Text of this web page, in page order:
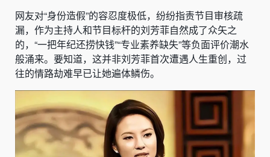
网友对“身份造假”的容忍度极低，纷纷指责节目审核疏
漏，作为主持人和节目标杆的刘芳菲自然成了众矢之
的，“一把年纪还捞快钱”“专业素养缺失”等负面评价潮水
般涌来。要知道，这并非刘芳菲首次遭遇人生重创，过
往的情路劫难早已让她遍体鳞伤。